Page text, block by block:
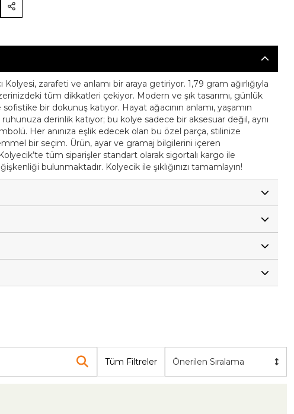
Kolyesi, zarafeti ve anlamı bir araya getiriyor. 1,79 gram ağırlığıyla
tüm dikkatleri çekiyor. Modern ve şık tasarımı, günlük
bir dokunuş katıyor. Hayat ağacının anlamı, yaşamın
derinlik katıyor; bu kolye sadece bir aksesuar değil, aynı
Her anınıza eşlik edecek olan bu özel parça, stilinize
bir seçim. Ürün, ayar ve gramaj bilgilerini içeren
tüm siparişler standart olarak sigortalı kargo ile
bulunmaktadır. Kolyecik ile şıklığınızı tamamlayın!
Tüm Filtreler Önerilen Sıralama